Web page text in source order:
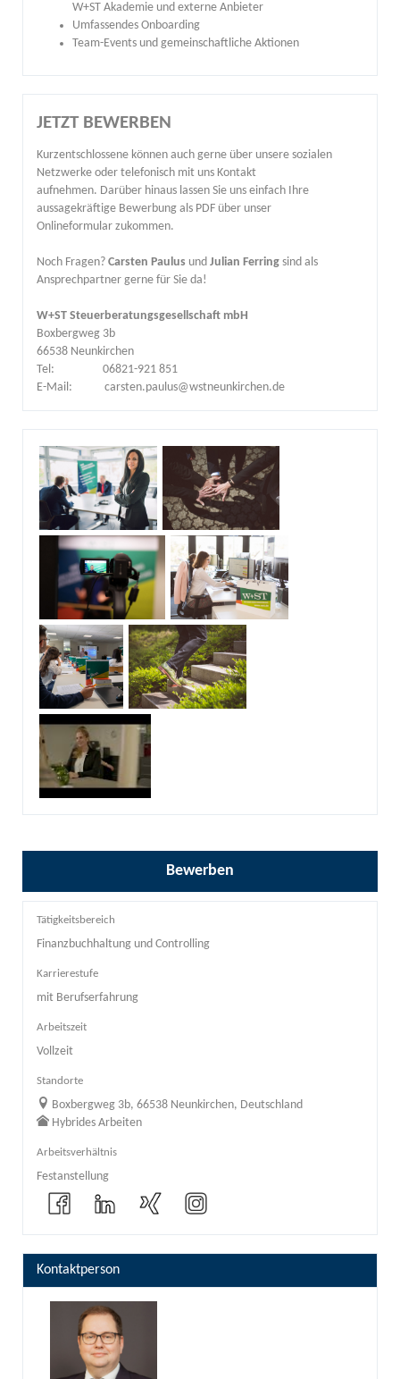
W+ST Akademie und externe Anbieter
Umfassendes Onboarding
Team-Events und gemeinschaftliche Aktionen
JETZT BEWERBEN
Kurzentschlossene können auch gerne über unsere sozialen
Netzwerke oder telefonisch mit uns Kontakt
aufnehmen. Darüber hinaus lassen Sie uns einfach Ihre
aussagekräftige Bewerbung als PDF über unser
Onlineformular zukommen.
Noch Fragen? Carsten Paulus und Julian Ferring sind als
Ansprechpartner gerne für Sie da!
W+ST Steuerberatungsgesellschaft mbH
Boxbergweg 3b
66538 Neunkirchen
Tel: 06821-921 851
E-Mail: carsten.paulus@wstneunkirchen.de
Bewerben
Tätigkeitsbereich
Finanzbuchhaltung und Controlling
Karrierestufe
mit Berufserfahrung
Arbeitszeit
Vollzeit
Standorte
Boxbergweg 3b, 66538 Neunkirchen, Deutschland
Hybrides Arbeiten
Arbeitsverhältnis
Festanstellung
Kontaktperson